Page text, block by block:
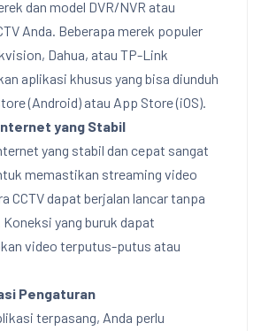
dan model DVR/NVR atau
Anda. Beberapa merek populer
Dahua, atau TP-Link
aplikasi khusus yang bisa diunduh
(Android) atau App Store (iOS).
yang Stabil
yang stabil dan cepat sangat
memastikan streaming video
CCTV dapat berjalan lancar tanpa
Koneksi yang buruk dapat
video terputus-putus atau
Pengaturan
terpasang, Anda perlu